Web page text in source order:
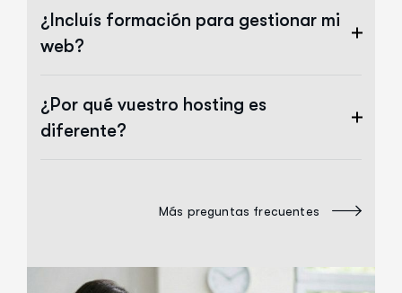
¿Incluís formación para gestionar mi
web?
¿Por qué vuestro hosting es
diferente?
Más preguntas frecuentes